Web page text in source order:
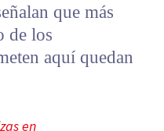
que más
de los
aquí quedan
en